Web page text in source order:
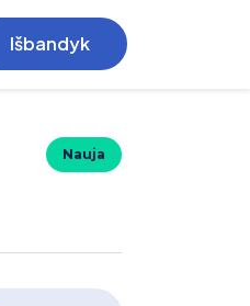
Išbandyk
Nauja